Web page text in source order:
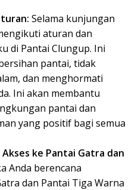
Selama kunjungan
aturan dan
di Pantai Clungup. Ini
pantai, tidak
dan menghormati
Ini akan membantu
pantai dan
yang positif bagi semua
ke Pantai Gatra dan
Anda berencana
dan Pantai Tiga Warna